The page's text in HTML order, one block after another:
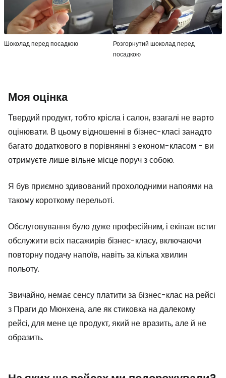
Шоколад перед посадкою
Розгорнутий шоколад перед
посадкою
Моя оцінка
Твердий продукт, тобто крісла і салон, взагалі не варто
оцінювати. В цьому відношенні в бізнес-класі занадто
багато додаткового в порівнянні з економ-класом - ви
отримуєте лише вільне місце поруч з собою.
Я був приємно здивований прохолодними напоями на
такому короткому перельоті.
Обслуговування було дуже професійним, і екіпаж встиг
обслужити всіх пасажирів бізнес-класу, включаючи
повторну подачу напоїв, навіть за кілька хвилин
польоту.
Звичайно, немає сенсу платити за бізнес-клас на рейсі
з Праги до Мюнхена, але як стиковка на далекому
рейсі, для мене це продукт, який не вразить, але й не
образить.